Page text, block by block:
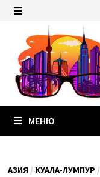
Перейти
содержимому
МЕНЮ
АЗИЯ / КУАЛА-ЛУМПУР /